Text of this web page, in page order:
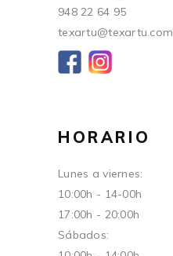
948 22 64 95
texartu@texartu.com
HORARIO
Lunes a viernes:
10:00h - 14-00h
17:00h - 20:00h
Sábados: